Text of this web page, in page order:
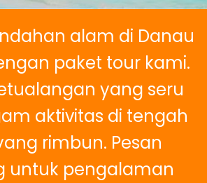
alam di Danau
paket tour kami.
yang seru
aktivitas di tengah
rimbun. Pesan
untuk pengalaman